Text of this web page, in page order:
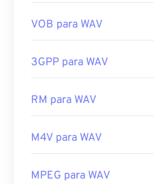
VOB para WAV
3GPP para WAV
RM para WAV
M4V para WAV
MPEG para WAV